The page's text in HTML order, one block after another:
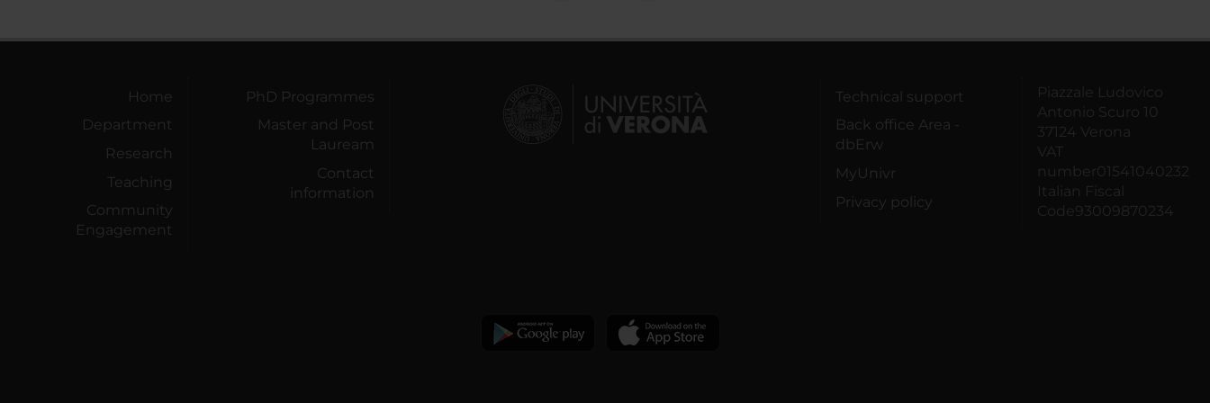
Home
Department
Research
Teaching
Community
Engagement
PhD Programmes
Master and Post
Lauream
Contact
information
Technical support
Back office Area -
dbErw
MyUnivr
Privacy policy
Piazzale Ludovico
Antonio Scuro 10
37124 Verona
VAT
number01541040232
Italian Fiscal
Code93009870234